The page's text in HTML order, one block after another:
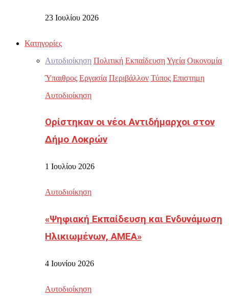
23 Ιουλίου 2026
Κατηγορίες
Αυτοδιοίκηση Πολιτική ΕκπαίδευσηΥγεία Οικονομία
Ύπαιθρος Εργασία Περιβάλλον Τύπος Επιστημη
Αυτοδιοίκηση
Ορίστηκαν οι νέοι Αντιδήμαρχοι στον
Δήμο Λοκρών
1 Ιουλίου 2026
Αυτοδιοίκηση
«Ψηφιακή Εκπαίδευση και Ενδυνάμωση
Ηλικιωμένων, ΑΜΕΑ»
4 Ιουνίου 2026
Αυτοδιοίκηση